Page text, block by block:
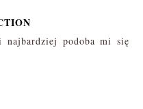
najbardziej podoba mi się